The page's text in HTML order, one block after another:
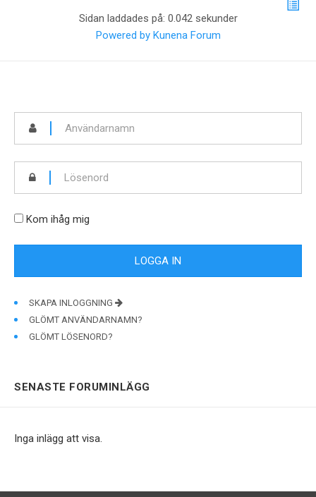
Sidan laddades på: 0.042 sekunder
Powered by Kunena Forum
Kom ihåg mig
SKAPA INLOGGNING
GLÖMT ANVÄNDARNAMN?
GLÖMT LÖSENORD?
SENASTE FORUMINLÄGG
Inga inlägg att visa.